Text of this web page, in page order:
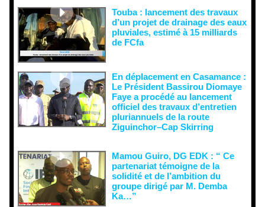
Touba : lancement des travaux
d’un projet de drainage des eaux
pluviales, estimé à 15 milliards
de FCfa ‎
En déplacement en Casamance :
Le Président Bassirou Diomaye
Faye a procédé au lancement
officiel des travaux d’entretien
pluriannuels de la route
Ziguinchor–Cap Skirring
Mamou Guiro, DG EDK : “ Ce
partenariat témoigne de la
solidité et de l’ambition du
groupe dirigé par M. Demba
Ka…”